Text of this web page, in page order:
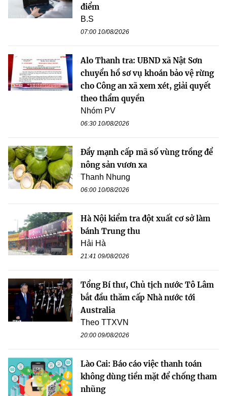
điểm
B.S
07:00 10/08/2026
Alo Thanh tra: UBND xã Nật Sơn
chuyển hồ sơ vụ khoán bảo vệ rừng
cho Công an xã xem xét, giải quyết
theo thẩm quyền
Nhóm PV
06:30 10/08/2026
Đẩy mạnh cấp mã số vùng trồng để
nông sản vươn xa
Thanh Nhung
06:00 10/08/2026
Hà Nội kiểm tra đột xuất cơ sở làm
bánh Trung thu
Hải Hà
21:41 09/08/2026
Tổng Bí thư, Chủ tịch nước Tô Lâm
bắt đầu thăm cấp Nhà nước tới
Australia
Theo TTXVN
20:00 09/08/2026
Lào Cai: Báo cáo việc thanh toán
không dùng tiền mặt để chống tham
nhũng